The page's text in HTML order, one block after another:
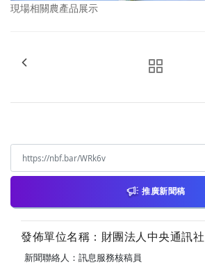
現場相關農產品展示
推廣新聞稿
發佈單位名稱：財團法人中央通訊社
新聞聯絡人：訊息服務核稿員